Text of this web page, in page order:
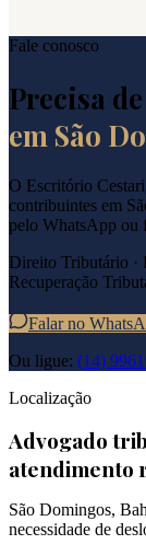
Fale conosco
Precisa
em São
O Escritório
contribuintes em
pelo WhatsApp ou
Direito Tributário ·
Recuperação
Falar no
Ou ligue: (14)
Localização
Advogado
atendimento
São Domingos,
necessidade de